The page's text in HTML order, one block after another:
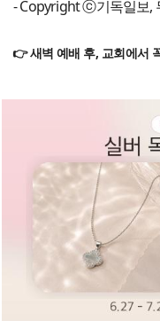
- Copyright ⓒ기독일보,
👉 새벽 예배 후, 교회에서